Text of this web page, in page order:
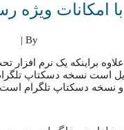
امکانات ویژه
By |
براینکه یک نرم افزار
است نسخه دسکتاپ
و نسخه دسکتاپ تلگرام است